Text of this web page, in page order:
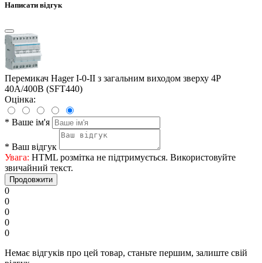
Написати відгук
Перемикач Hager I-0-II з загальним виходом зверху 4P
40А/400В (SFT440)
Оцінка:
* Ваше ім'я
* Ваш відгук
Увага: HTML розмітка не підтримується. Використовуйте
звичайний текст.
Продовжити
0
0
0
0
0
Немає відгуків про цей товар, станьте першим, залиште свій